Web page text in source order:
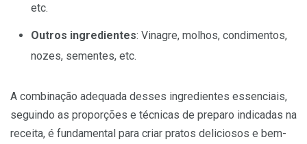
etc.
Outros ingredientes: Vinagre, molhos, condimentos,
nozes, sementes, etc.
A combinação adequada desses ingredientes essenciais,
seguindo as proporções e técnicas de preparo indicadas na
receita, é fundamental para criar pratos deliciosos e bem-